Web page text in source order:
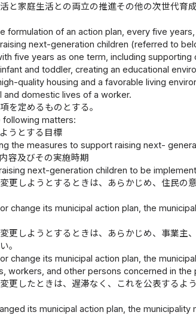
と家庭生活との両立の推進その他の次世代育
formulation of an action plan, every five
next-generation children (referred to
five years as one term, including
and toddler, creating an educational
quality housing and a favorable living
domestic lives of a worker.
を定めるものとする。
following matters:
うとする目標
the measures to support raising next-
容及びその実施時期
next-generation children to be
更しようとするときは、あらかじめ、住民の
change its municipal action plan, the
更しようとするときは、あらかじめ、事業主
。
change its municipal action plan, the
workers, and other persons concerned in the
更したときは、遅滞なく、これを公表するよ
its municipal action plan, the